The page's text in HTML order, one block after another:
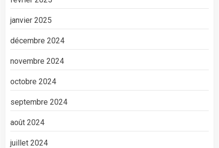
janvier 2025
décembre 2024
novembre 2024
octobre 2024
septembre 2024
août 2024
juillet 2024